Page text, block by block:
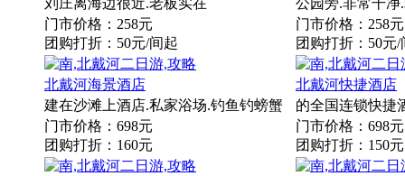
刘庄离海边很近.老板实在
公园旁.非常干
门市价格：258元
团购打折：50元/间起
门市价格：258元
团购打折：50元/
北戴河海景酒店
北戴河快捷酒店
建在沙滩上酒店.私家浴场.钓鱼钓螃蟹
的全国连锁快捷
门市价格：698元
团购打折：160元
门市价格：698元
团购打折：150元